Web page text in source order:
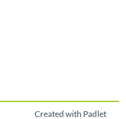
Created with Padlet